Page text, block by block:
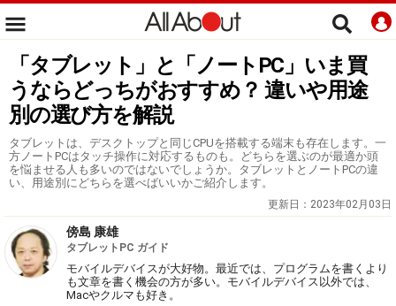
「タブレット」と「ノートPC」いま買
うならどっちがおすすめ？ 違いや用途
別の選び方を解説
タブレットは、デスクトップと同じCPUを搭載する端末も存在します。一
方ノートPCはタッチ操作に対応するものも。どちらを選ぶのが最適か頭
を悩ませる人も多いのではないでしょうか。タブレットとノートPCの違
い、用途別にどちらを選べばいいかご紹介します。
更新日： 2023年02月03日
傍島 康雄
タブレットPC ガイド
モバイルデバイスが大好物。最近では、プログラムを書くより
も文章を書く機会の方が多い。モバイルデバイス以外では、
Macやクルマも好き。